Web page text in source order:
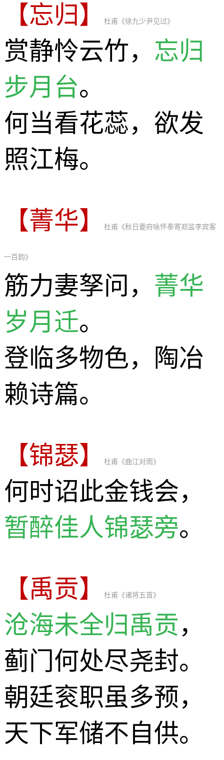
【忘归】 杜甫《徐九少尹见过》
赏静怜云竹， 忘归
步月台。
何当看花蕊，欲发
照江梅。
【菁华】 杜甫《秋日夔府咏怀奉寄郑监李宾客
一百韵》
筋力妻孥问， 菁华
岁月迁。
登临多物色，陶冶
赖诗篇。
【锦瑟】 杜甫《曲江对雨》
何时诏此金钱会，
暂醉佳人锦瑟旁。
【禹贡】 杜甫《诸将五首》
沧海未全归禹贡，
蓟门何处尽尧封。
朝廷衮职虽多预，
天下军储不自供。